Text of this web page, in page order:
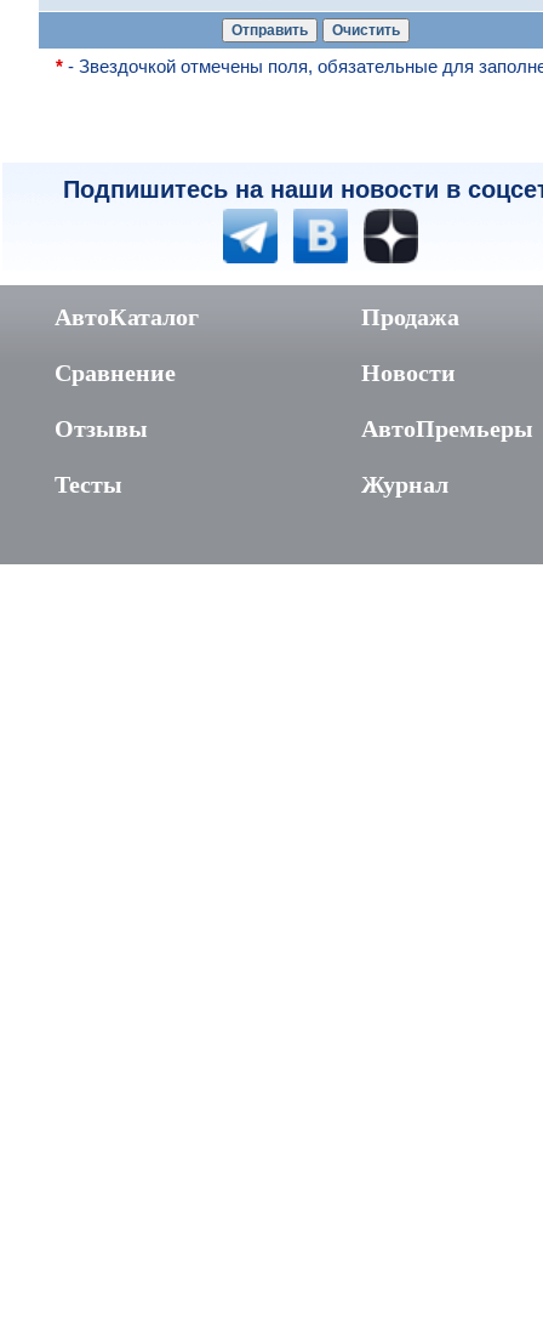
*- Звездочкой отмечены поля, обязательные для
Подпишитесь на наши новости в
АвтоКаталог
Сравнение
Отзывы
Тесты
Продажа
Новости
АвтоПремьеры
Журнал